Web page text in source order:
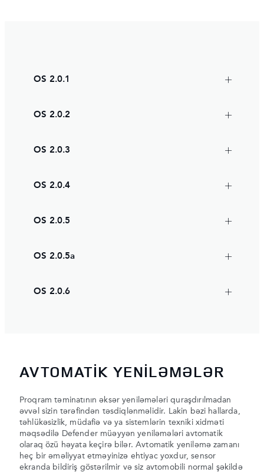
OS 2.0.1
OS 2.0.2
OS 2.0.3
OS 2.0.4
OS 2.0.5
OS 2.0.5a
OS 2.0.6
AVTOMATİK YENİLƏMƏLƏR
Proqram təminatının əksər yeniləmələri quraşdırılmadan
əvvəl sizin tərəfindən təsdiqlənməlidir. Lakin bəzi hallarda,
təhlükəsizlik, müdafiə və ya sistemlərin texniki xidməti
məqsədilə Defender müəyyən yeniləmələri avtomatik
olaraq özü həyata keçirə bilər. Avtomatik yeniləmə zamanı
heç bir əməliyyat etməyinizə ehtiyac yoxdur, sensor
ekranda bildiriş göstərilmir və siz avtomobili normal şəkildə